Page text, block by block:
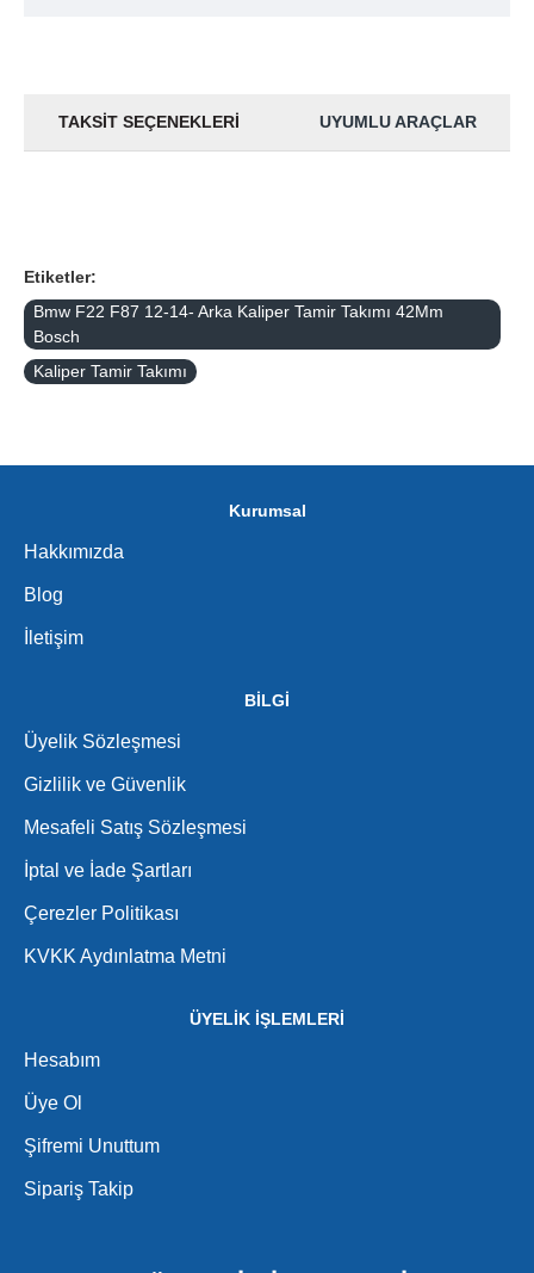
TAKSIT SEÇENEKLERI UYUMLU ARAÇLAR
Etiketler:
Bmw F22 F87 12-14- Arka Kaliper Tamir Takımı 42Mm
Bosch
Kaliper Tamir Takımı
Kurumsal
Hakkımızda
Blog
İletişim
BİLGİ
Üyelik Sözleşmesi
Gizlilik ve Güvenlik
Mesafeli Satış Sözleşmesi
İptal ve İade Şartları
Çerezler Politikası
KVKK Aydınlatma Metni
ÜYELİK İŞLEMLERİ
Hesabım
Üye Ol
Şifremi Unuttum
Sipariş Takip